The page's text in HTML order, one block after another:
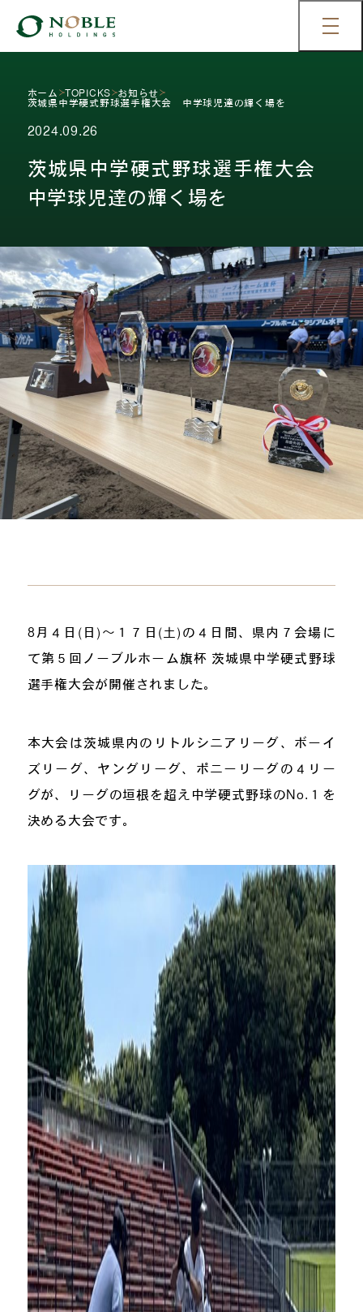
ホーム TOPICKS
お知らせ
茨城県中学硬式野球選手権大会 中学球児達の輝く場を
2024.09.26
茨城県中学硬式野球選手権大会
中学球児達の輝く場を
8月４日(日)～１７日(土)の４日間、県内７会場に
て第５回ノーブルホーム旗杯 茨城県中学硬式野球
選手権大会が開催されました。
本大会は茨城県内のリトルシニアリーグ、ボーイ
ズリーグ、ヤングリーグ、ポニーリーグの４リー
グが、リーグの垣根を超え中学硬式野球のNo.１を
決める大会です。